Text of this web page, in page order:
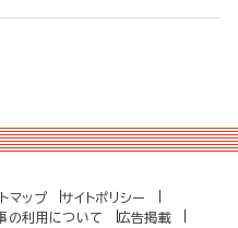
マップ
サイトポリシー
の利用について 広告掲載